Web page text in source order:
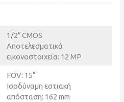
1/2″ CMOS
Αποτελεσματικά
εικονοστοιχεία: 12 MP
FOV: 15°
Ισοδύναμη εστιακή
απόσταση: 162 mm